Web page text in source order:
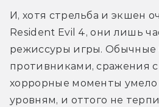
И, хотя стрельба и экшен
Resident Evil 4, они лишь
режиссуры игры. Обычные
противниками, сражения с
хоррорные моменты
уровням, и оттого не